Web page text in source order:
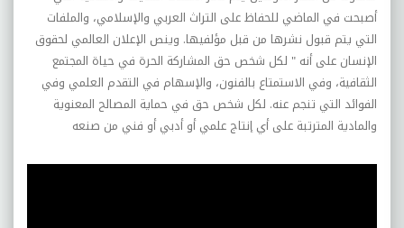
أصبحت في الماضي للحفاظ على التراث العربي والإسلامي، والملفات
التي يتم قبول نشرها من قبل مؤلفيها. وينص الإعلان العالمي لحقوق
الإنسان على أنه " لكل شخص حق المشاركة الحرة في حياة المجتمع
الثقافية، وفي الاستمتاع بالفنون، والإسهام في التقدم العلمي وفي
الفوائد التي تنجم عنه. لكل شخص حق في حماية المصالح المعنوية
والمادية المترتبة على أي إنتاج علمي أو أدبي أو فني من صنعه